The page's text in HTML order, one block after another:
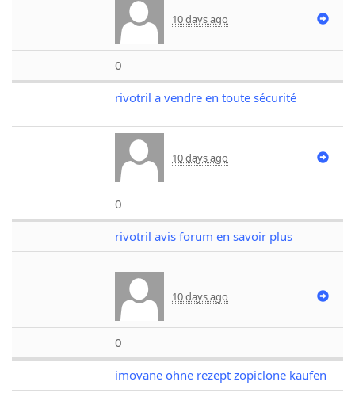
10 days ago
0
rivotril a vendre en toute sécurité
10 days ago
0
rivotril avis forum en savoir plus
10 days ago
0
imovane ohne rezept zopiclone kaufen